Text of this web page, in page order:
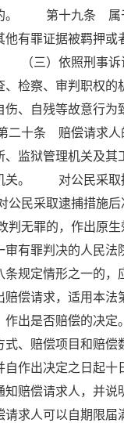
。 第十九条 属
他有罪证据被羁押
三）依照刑事诉讼
察、审判职权的机
、自残等故意行为
十条 赔偿请求人
监狱管理机关及其
关。 对公民采取
采取逮捕措施后
罪的，作出原生
审有罪判决的人
条规定情形之一的
偿请求，适用本
作出是否赔偿的决
式、赔偿项目和赔
自作出决定之日起
知赔偿请求人，
请求人可以自期限